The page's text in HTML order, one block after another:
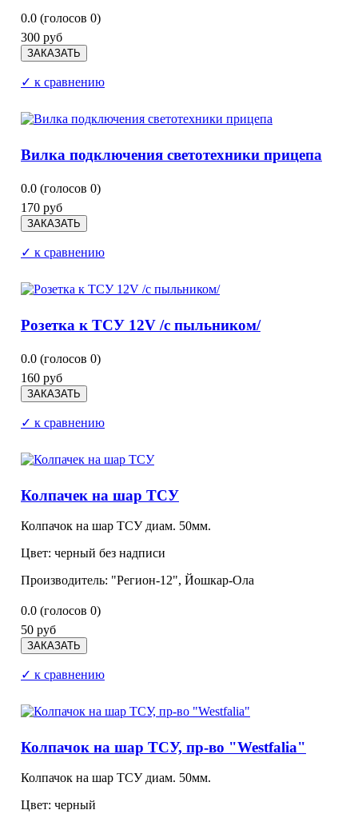
0.0 (голосов 0)
300 руб
✓ к сравнению
Вилка подключения светотехники прицепа
0.0 (голосов 0)
170 руб
✓ к сравнению
Розетка к ТСУ 12V /с пыльником/
0.0 (голосов 0)
160 руб
✓ к сравнению
Колпачек на шар ТСУ
Колпачок на шар ТСУ диам. 50мм.
Цвет: черный без надписи
Производитель: "Регион-12", Йошкар-Ола
0.0 (голосов 0)
50 руб
✓ к сравнению
Колпачок на шар ТСУ, пр-во "Westfalia"
Колпачок на шар ТСУ диам. 50мм.
Цвет: черный